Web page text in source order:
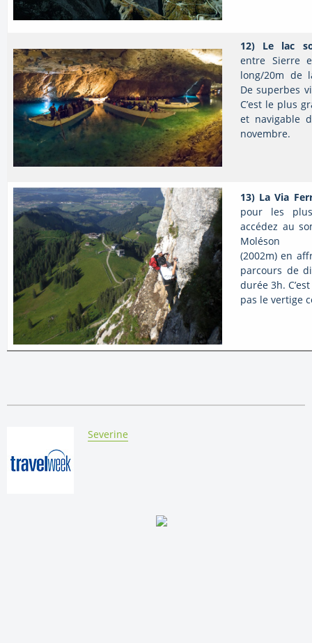
12) Le lac
entre Sierre
long/20m de
De superbes
C’est le plus
et navigable
novembre.
13) La Via
pour les
accédez au
Moléson
(2002m) en
parcours de
durée 3h.
pas le vertige
By:
Severine